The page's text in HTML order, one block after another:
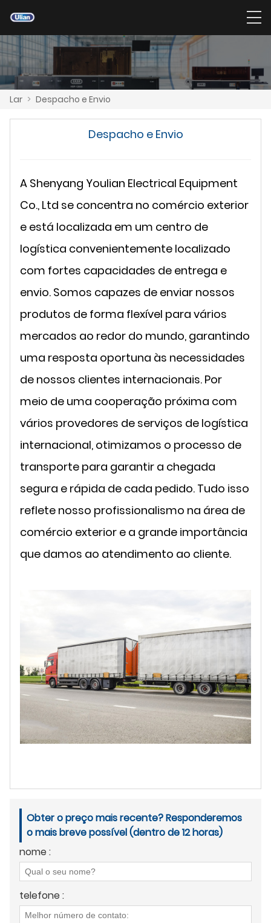
Lar > Despacho e Envio
Despacho e Envio
A Shenyang Youlian Electrical Equipment
Co., Ltd se concentra no comércio exterior
e está localizada em um centro de
logística convenientemente localizado
com fortes capacidades de entrega e
envio. Somos capazes de enviar nossos
produtos de forma flexível para vários
mercados ao redor do mundo, garantindo
uma resposta oportuna às necessidades
de nossos clientes internacionais. Por
meio de uma cooperação próxima com
vários provedores de serviços de logística
internacional, otimizamos o processo de
transporte para garantir a chegada
segura e rápida de cada pedido. Tudo isso
reflete nosso profissionalismo na área de
comércio exterior e a grande importância
que damos ao atendimento ao cliente.
Obter o preço mais recente? Responderemos
o mais breve possível (dentro de 12 horas)
nome :
telefone :